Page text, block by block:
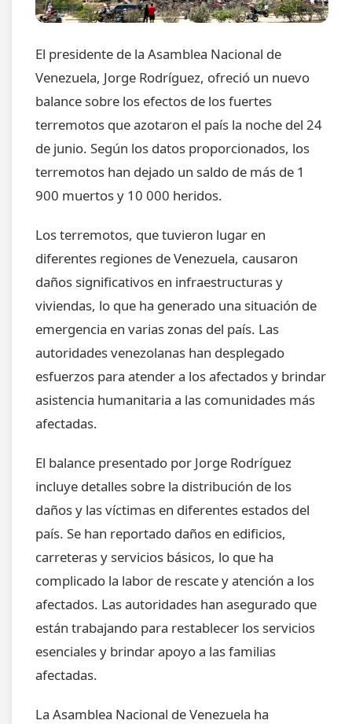
El presidente de la Asamblea Nacional de
Venezuela, Jorge Rodríguez, ofreció un nuevo
balance sobre los efectos de los fuertes
terremotos que azotaron el país la noche del 24
de junio. Según los datos proporcionados, los
terremotos han dejado un saldo de más de 1
900 muertos y 10 000 heridos.
Los terremotos, que tuvieron lugar en
diferentes regiones de Venezuela, causaron
daños significativos en infraestructuras y
viviendas, lo que ha generado una situación de
emergencia en varias zonas del país. Las
autoridades venezolanas han desplegado
esfuerzos para atender a los afectados y brindar
asistencia humanitaria a las comunidades más
afectadas.
El balance presentado por Jorge Rodríguez
incluye detalles sobre la distribución de los
daños y las víctimas en diferentes estados del
país. Se han reportado daños en edificios,
carreteras y servicios básicos, lo que ha
complicado la labor de rescate y atención a los
afectados. Las autoridades han asegurado que
están trabajando para restablecer los servicios
esenciales y brindar apoyo a las familias
afectadas.
La Asamblea Nacional de Venezuela ha